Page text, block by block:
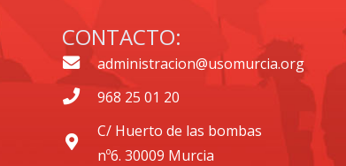
CONTACTO:
administracion@usomurcia.org
968 25 01 20
C/ Huerto de las bombas
nº6. 30009 Murcia